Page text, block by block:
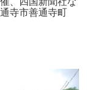
寺市善通寺町